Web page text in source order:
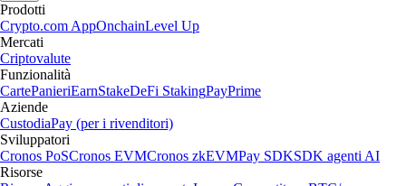
Prodotti
Crypto.com AppOnchainLevel Up
Mercati
Criptovalute
Funzionalità
CartePanieriEarnStakeDeFi StakingPayPrime
Aziende
CustodiaPay (per i rivenditori)
Sviluppatori
Cronos PoSCronos EVMCronos zkEVMPay SDKSDK agenti AI
Risorse